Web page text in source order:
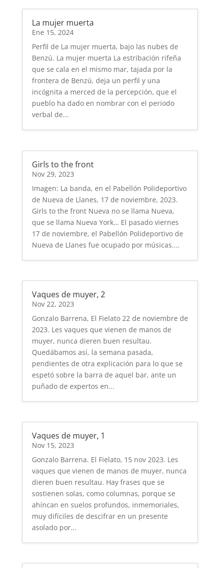
La mujer muerta
Ene 15, 2024
Perfil de La mujer muerta, bajo las nubes de
Benzú. La mujer muerta La estribación rifeña
que se cala en el mismo mar, tajada por la
frontera de Benzú, deja un perfil y una
incógnita a merced de la percepción, que el
pueblo ha dado en nombrar con el periodo
verbal de...
Girls to the front
Nov 29, 2023
Imagen: La banda, en el Pabellón Polideportivo
de Nueva de Llanes, 17 de noviembre, 2023.
Girls to the front Nueva no se llama Nueva,
que se llama Nueva York… El pasado viernes
17 de noviembre, el Pabellón Polideportivo de
Nueva de Llanes fue ocupado por músicas....
Vaques de muyer, 2
Nov 22, 2023
Gonzalo Barrena, El Fielato 22 de noviembre de
2023. Les vaques que vienen de manos de
muyer, nunca dieren buen resultau.
Quedábamos así, la semana pasada,
pendientes de otra explicación para lo que se
espetó sobre la barra de aquel bar, ante un
puñado de expertos en...
Vaques de muyer, 1
Nov 15, 2023
Gonzalo Barrena. El Fielato, 15 nov 2023. Les
vaques que vienen de manos de muyer, nunca
dieren buen resultau. Hay frases que se
sostienen solas, como columnas, porque se
ahíncan en suelos profundos, inmemoriales,
muy difíciles de descifrar en un presente
asolado por...